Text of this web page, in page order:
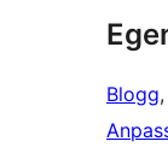
Blogg,